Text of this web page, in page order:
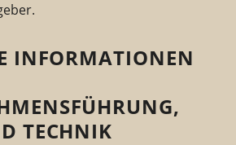
INFORMATIONEN
TECHNIK